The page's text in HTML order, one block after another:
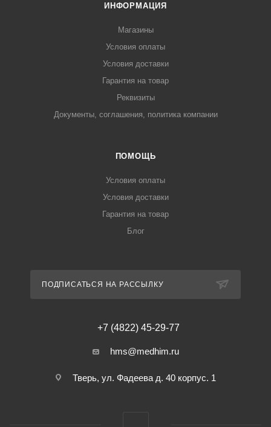
ИНФОРМАЦИЯ
Магазины
Условия оплаты
Условия доставки
Гарантия на товар
Реквизиты
Документы, соглашения, политика компании
ПОМОЩЬ
Условия оплаты
Условия доставки
Гарантия на товар
Блог
ПОДПИСАТЬСЯ НА РАССЫЛКУ
+7 (4822) 45-29-77
hms@medhim.ru
Тверь, ул. Фадеева д. 40 корпус. 1